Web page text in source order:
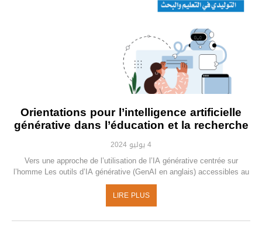
Orientations pour l’intelligence artificielle
générative dans l’éducation et la recherche
4 يوليو 2024
Vers une approche de l’utilisation de l’IA générative centrée sur
l’homme Les outils d’IA générative (GenAI en anglais) accessibles au
LIRE PLUS